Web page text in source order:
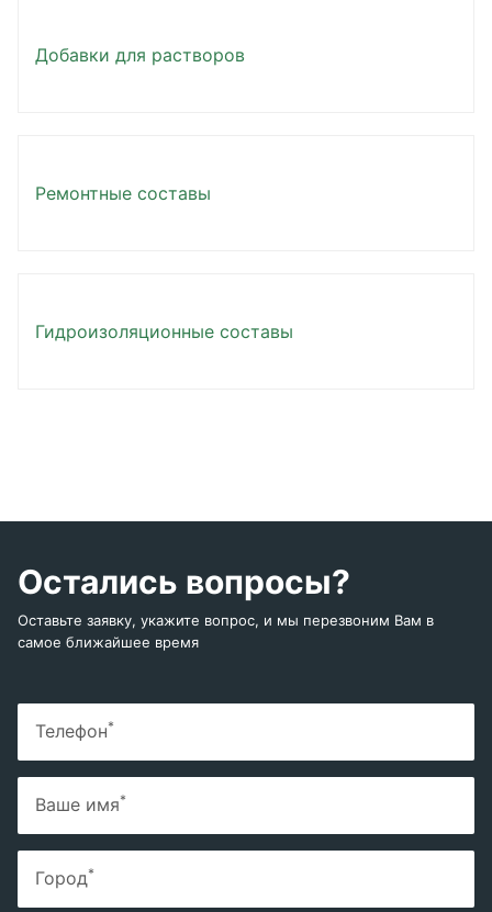
Добавки для растворов
Ремонтные составы
Гидроизоляционные составы
Остались вопросы?
Оставьте заявку, укажите вопрос, и мы перезвоним Вам в
самое ближайшее время
Телефон*
Ваше имя*
Город*